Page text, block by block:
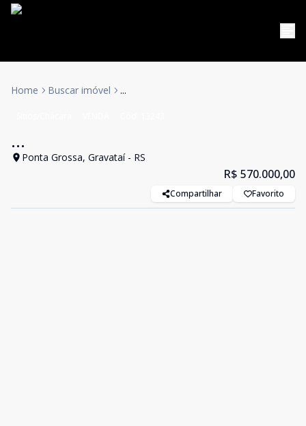
Home Buscar imóvel ...
...
Ponta Grossa, Gravataí - RS
R$ 570.000,00
Compartilhar Favorito